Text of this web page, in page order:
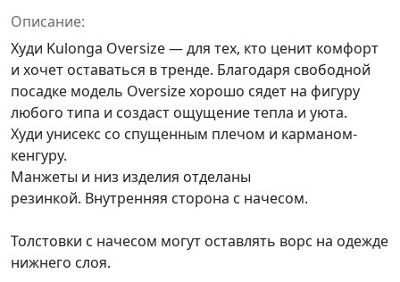
Описание:
Худи Kulonga Oversize — для тех, кто ценит комфорт
и хочет оставаться в тренде. Благодаря свободной
посадке модель Oversize хорошо сядет на фигуру
любого типа и создаст ощущение тепла и уюта.
Худи унисекс со спущенным плечом и карманом-
кенгуру.
Манжеты и низ изделия отделаны
резинкой. Внутренняя сторона с начесом.
Толстовки с начесом могут оставлять ворс на одежде
нижнего слоя.